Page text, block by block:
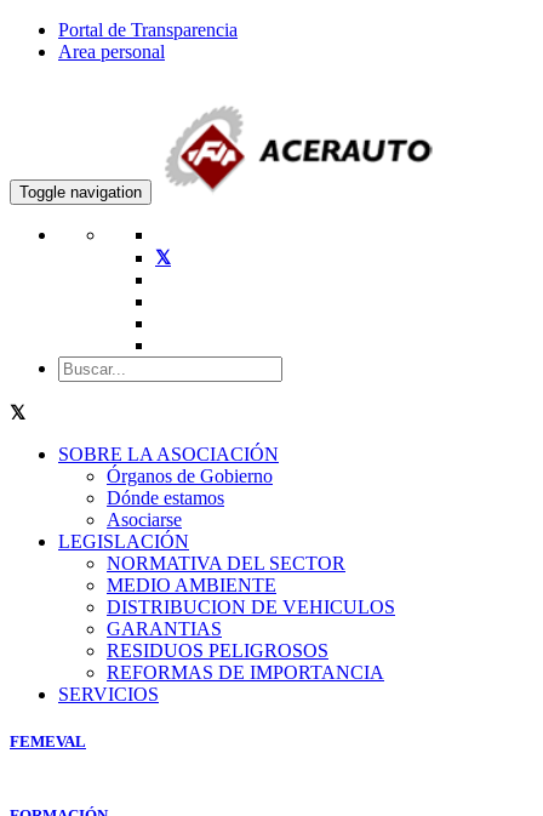
Portal de Transparencia
Area personal
Toggle navigation
SOBRE LA ASOCIACIÓN
Órganos de Gobierno
Dónde estamos
Asociarse
LEGISLACIÓN
NORMATIVA DEL SECTOR
MEDIO AMBIENTE
DISTRIBUCION DE VEHICULOS
GARANTIAS
RESIDUOS PELIGROSOS
REFORMAS DE IMPORTANCIA
SERVICIOS
FEMEVAL